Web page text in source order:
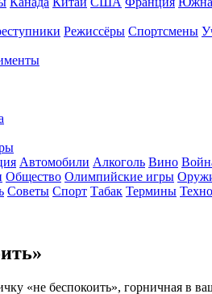
Режиссёры Спортсмены
Автомобили Алкоголь Вино
Общество Олимпийские игры
Советы Спорт Табак Термины
«не беспокоить», горничная в